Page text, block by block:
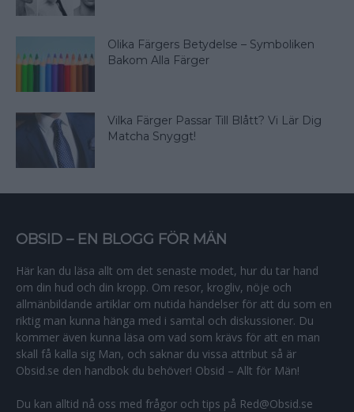
Olika Färgers Betydelse – Symboliken
Bakom Alla Färger
Vilka Färger Passar Till Blått? Vi Lär Dig
Matcha Snyggt!
OBSID – EN BLOGG FÖR MÄN
Här kan du läsa allt om det senaste modet, hur du tar hand
om din hud och din kropp. Om resor, krogliv, nöje och
allmänbildande artiklar om nutida händelser för att du som en
riktig man kunna hänga med i samtal och diskussioner. Du
kommer även kunna läsa om vad som krävs för att en man
skall få kalla sig Man, och saknar du vissa attribut så är
Obsid.se den handbok du behöver! Obsid – Allt för Män!
Du kan alltid nå oss med frågor och tips på Red@Obsid.se